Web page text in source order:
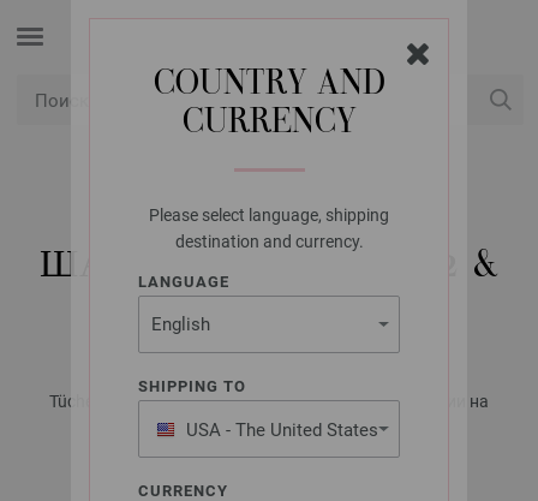
COUNTRY AND
CURRENCY
Please select language, shipping
destination and currency.
LANGUAGE
SHIPPING TO
USA - The United States
of America
CURRENCY
LANA GROSSA
ШАЛЬ COLORISSIMO 2 &
SOFFIO
Tücher & Co. No. 8 - Журнал на немецком, инструкции на
русском языке | Модель 13a/b